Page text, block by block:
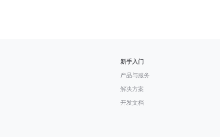
新手入门
产品与服务
解决方案
开发文档